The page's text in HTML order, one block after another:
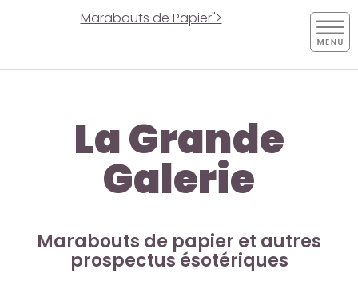
Marabouts de Papier">
La Grande
Galerie
Marabouts de papier et autres
prospectus ésotériques